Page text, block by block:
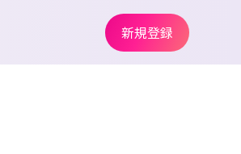
新規登録